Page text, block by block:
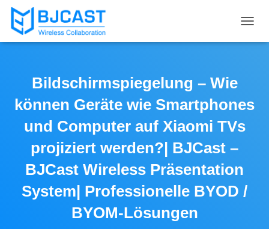
O
A
O
Bildschirmspiegelung – Wie
können Geräte wie Smartphones
und Computer auf Xiaomi TVs
projiziert werden?| BJCast –
BJCast Wireless Präsentation
System| Professionelle BYOD /
BYOM-Lösungen